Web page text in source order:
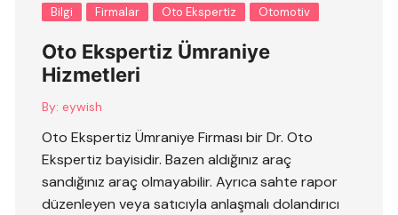
Bilgi Firmalar Oto Ekspertiz Otomotiv
Oto Ekspertiz Ümraniye
Hizmetleri
By: eywish
Oto Ekspertiz Ümraniye Firması bir Dr. Oto
Ekspertiz bayisidir. Bazen aldığınız araç
sandığınız araç olmayabilir. Ayrıca sahte rapor
düzenleyen veya satıcıyla anlaşmalı dolandırıcı